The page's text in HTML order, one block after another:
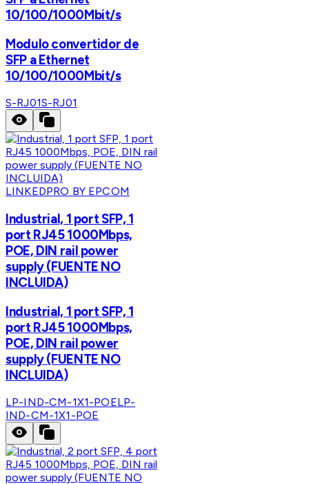
10/100/1000Mbit/s
Modulo convertidor de
SFP a Ethernet
10/100/1000Mbit/s
S-RJ01S-RJ01
LINKEDPRO BY EPCOM
Industrial, 1 port SFP, 1
port RJ45 1000Mbps,
POE, DIN rail power
supply (FUENTE NO
INCLUIDA)
Industrial, 1 port SFP, 1
port RJ45 1000Mbps,
POE, DIN rail power
supply (FUENTE NO
INCLUIDA)
LP-IND-CM-1X1-POELP-
IND-CM-1X1-POE